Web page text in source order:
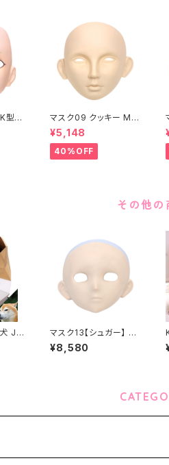
型］
マスク09 クッキー MA
SK09 “COOKIE”
¥5,148
40%OFF
その他の
Ja
マスク13【シュガー】 M
ASK13 【SUGAR】
¥8,580